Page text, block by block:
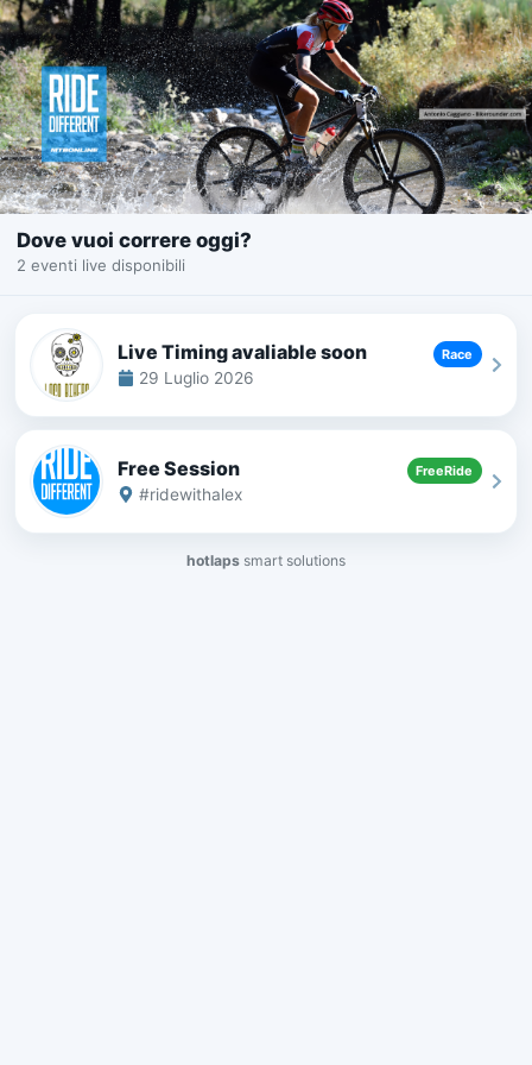
Dove vuoi correre oggi?
2 eventi live disponibili
Live Timing avaliable soon Race
29 Luglio 2026
Free Session FreeRide
#ridewithalex
hotlaps smart solutions